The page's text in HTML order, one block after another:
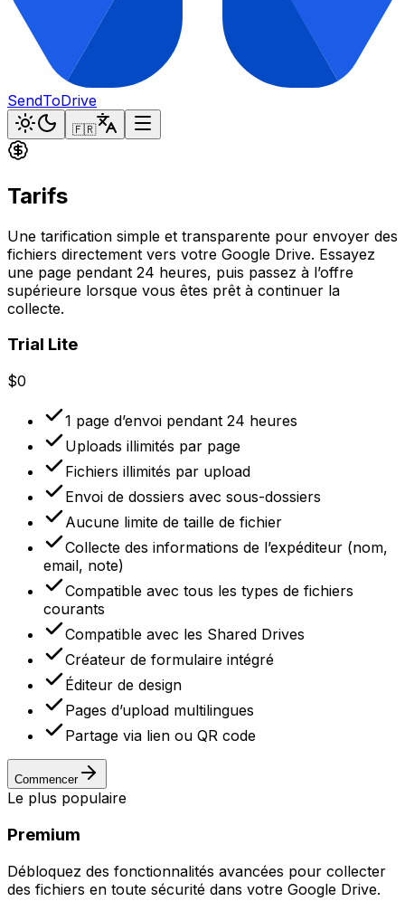
SendToDrive
🇫🇷
Tarifs
Une tarification simple et transparente pour envoyer des
fichiers directement vers votre Google Drive. Essayez
une page pendant 24 heures, puis passez à l’offre
supérieure lorsque vous êtes prêt à continuer la
collecte.
Trial Lite
$0
1 page d’envoi pendant 24 heures
Uploads illimités par page
Fichiers illimités par upload
Envoi de dossiers avec sous-dossiers
Aucune limite de taille de fichier
Collecte des informations de l’expéditeur (nom,
email, note)
Compatible avec tous les types de fichiers
courants
Compatible avec les Shared Drives
Créateur de formulaire intégré
Éditeur de design
Pages d’upload multilingues
Partage via lien ou QR code
Commencer
Le plus populaire
Premium
Débloquez des fonctionnalités avancées pour collecter
des fichiers en toute sécurité dans votre Google Drive.